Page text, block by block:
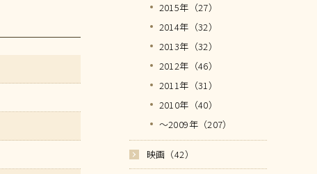
2015年（27）
2014年（32）
2013年（32）
2012年（46）
2011年（31）
2010年（40）
～2009年（207）
映画（42）